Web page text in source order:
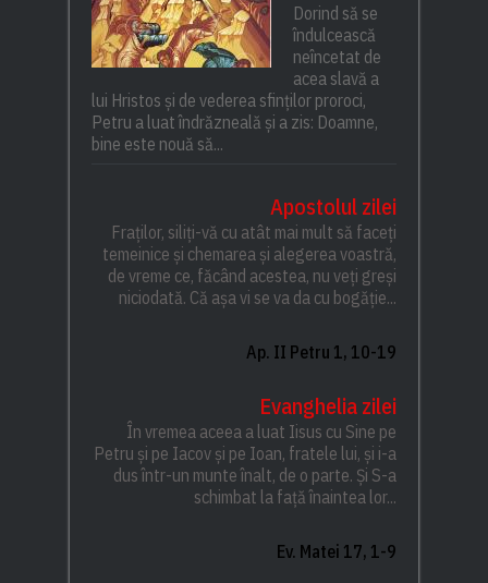
Dorind să se
îndulcească
neîncetat de
acea slavă a
lui Hristos și de vederea sfinților proroci,
Petru a luat îndrăzneală și a zis: Doamne,
bine este nouă să...
Apostolul zilei
Fraților, siliți-vă cu atât mai mult să faceți
temeinice și chemarea și alegerea voastră,
de vreme ce, făcând acestea, nu veți greși
niciodată. Că așa vi se va da cu bogăție...
Ap. II Petru 1, 10-19
Evanghelia zilei
În vremea aceea a luat Iisus cu Sine pe
Petru și pe Iacov și pe Ioan, fratele lui, și i-a
dus într-un munte înalt, de o parte. Și S-a
schimbat la față înaintea lor...
Ev. Matei 17, 1-9